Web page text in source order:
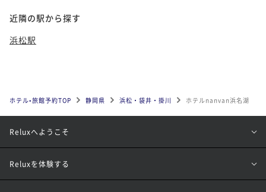
近隣の駅から探す
浜松駅
ホテル•旅館予約TOP 静岡県 浜松・袋井・掛川 ホテルnanvan浜名湖
Reluxへようこそ
Reluxを体験する